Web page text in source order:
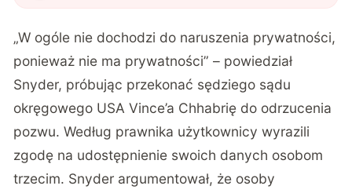
serwisie"?
„W ogóle nie dochodzi do naruszenia prywatności,
ponieważ nie ma prywatności” – powiedział
Snyder, próbując przekonać sędziego sądu
okręgowego USA Vince’a Chhabrię do odrzucenia
pozwu. Według prawnika użytkownicy wyrazili
zgodę na udostępnienie swoich danych osobom
trzecim. Snyder argumentował, że osoby